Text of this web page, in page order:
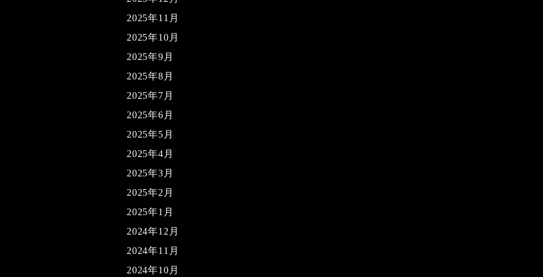
2025年11月
2025年10月
2025年9月
2025年8月
2025年7月
2025年6月
2025年5月
2025年4月
2025年3月
2025年2月
2025年1月
2024年12月
2024年11月
2024年10月